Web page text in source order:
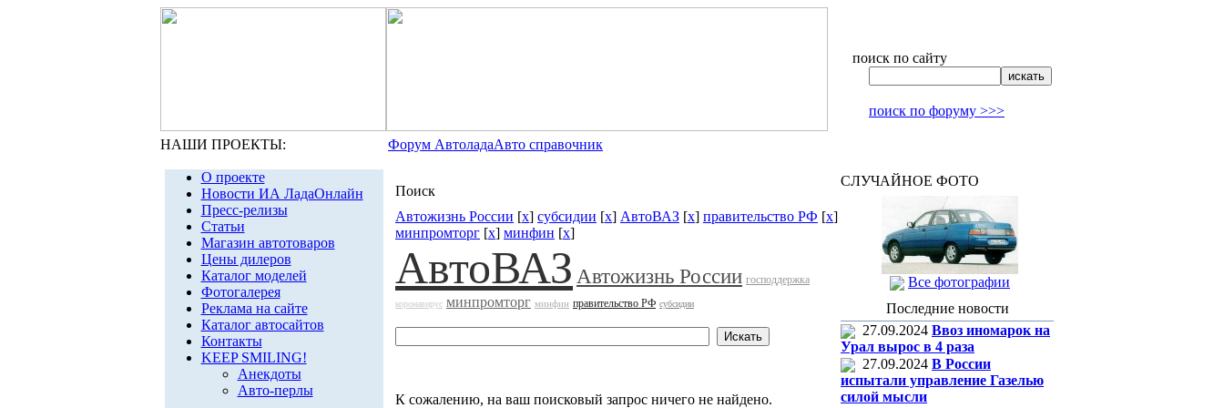
поиск по сайту
поиск по форуму >>>
НАШИ ПРОЕКТЫ: Форум АвтоладаАвто справочник
О проекте
Новости ИА ЛадаОнлайн
Пресс-релизы
Статьи
Магазин автотоваров
Цены дилеров
Каталог моделей
Фотогалерея
Реклама на сайте
Каталог автосайтов
Контакты
KEEP SMILING!
Анекдоты
Авто-перлы
Поиск
Автожизнь России [x] субсидии [x] АвтоВАЗ [x] правительство РФ [x]
минпромторг [x] минфин [x]
АвтоВАЗ Автожизнь России господдержка
коронавирус минпромторг минфин правительство РФ субсидии
К сожалению, на ваш поисковый запрос ничего не найдено.
СЛУЧАЙНОЕ ФОТО
Все фотографии
Последние новости
27.09.2024 Ввоз иномарок на
Урал вырос в 4 раза
27.09.2024 В России
испытали управление Газелью
силой мысли